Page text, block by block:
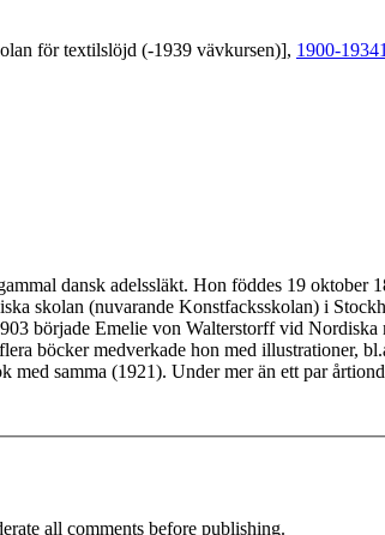
för textilslöjd (-1939 vävkursen)], 1900-1934
dansk adelssläkt. Hon föddes 19 oktober
skolan (nuvarande Konstfacksskolan) i
började Emelie von Walterstorff vid Nordiska
böcker medverkade hon med illustrationer,
med samma (1921). Under mer än ett par
all comments before publishing.